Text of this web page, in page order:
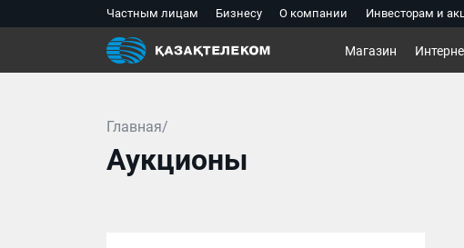
Частным лицам Бизнесу О компании Инвесторам и
Магазин
Главная/
Аукционы